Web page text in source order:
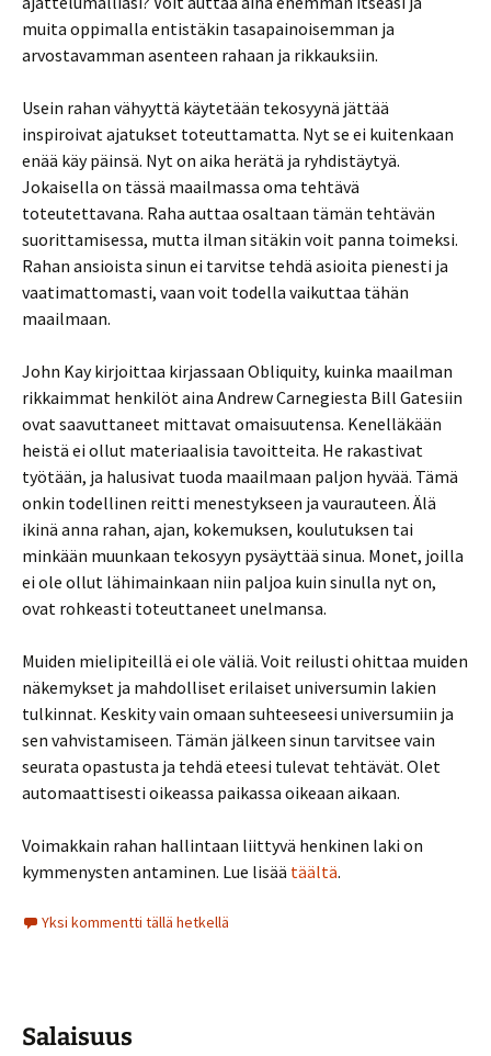
muita oppimalla entistäkin tasapainoisemman ja
arvostavamman asenteen rahaan ja rikkauksiin.
Usein rahan vähyyttä käytetään tekosyynä jättää
inspiroivat ajatukset toteuttamatta. Nyt se ei kuitenkaan
enää käy päinsä. Nyt on aika herätä ja ryhdistäytyä.
Jokaisella on tässä maailmassa oma tehtävä
toteutettavana. Raha auttaa osaltaan tämän tehtävän
suorittamisessa, mutta ilman sitäkin voit panna toimeksi.
Rahan ansioista sinun ei tarvitse tehdä asioita pienesti ja
vaatimattomasti, vaan voit todella vaikuttaa tähän
maailmaan.
John Kay kirjoittaa kirjassaan Obliquity, kuinka maailman
rikkaimmat henkilöt aina Andrew Carnegiesta Bill Gatesiin
ovat saavuttaneet mittavat omaisuutensa. Kenelläkään
heistä ei ollut materiaalisia tavoitteita. He rakastivat
työtään, ja halusivat tuoda maailmaan paljon hyvää. Tämä
onkin todellinen reitti menestykseen ja vaurauteen. Älä
ikinä anna rahan, ajan, kokemuksen, koulutuksen tai
minkään muunkaan tekosyyn pysäyttää sinua. Monet, joilla
ei ole ollut lähimainkaan niin paljoa kuin sinulla nyt on,
ovat rohkeasti toteuttaneet unelmansa.
Muiden mielipiteillä ei ole väliä. Voit reilusti ohittaa muiden
näkemykset ja mahdolliset erilaiset universumin lakien
tulkinnat. Keskity vain omaan suhteeseesi universumiin ja
sen vahvistamiseen. Tämän jälkeen sinun tarvitsee vain
seurata opastusta ja tehdä eteesi tulevat tehtävät. Olet
automaattisesti oikeassa paikassa oikeaan aikaan.
Voimakkain rahan hallintaan liittyvä henkinen laki on
kymmenysten antaminen. Lue lisää täältä.
Yksi kommentti tällä hetkellä
Salaisuus